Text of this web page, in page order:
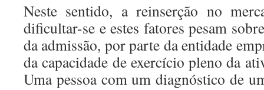
Neste sentido, a reinserção no
dificultar-se e estes fatores pesam
da admissão, por parte da entidade
da capacidade de exercício pleno da
Uma pessoa com um diagnóstico de